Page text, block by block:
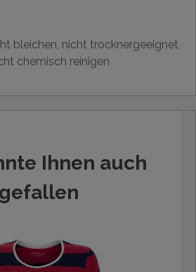
bleichen, nicht trocknergeeignet,
chemisch reinigen
Ihnen auch
gefallen